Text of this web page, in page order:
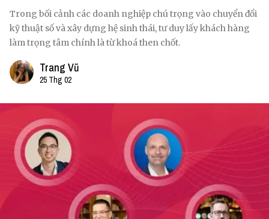
Trong bối cảnh các doanh nghiệp chú trọng vào chuyển đổi
kỹ thuật số và xây dựng hệ sinh thái, tư duy lấy khách hàng
làm trọng tâm chính là từ khoá then chốt.
Trang Vũ
25 Thg 02